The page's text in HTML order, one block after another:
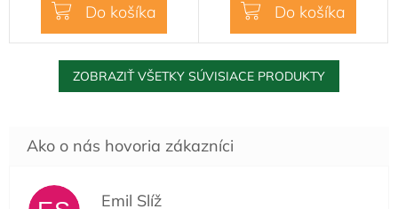
Do košíka Do košíka
ZOBRAZIŤ VŠETKY SÚVISIACE PRODUKTY
Emil Slíž